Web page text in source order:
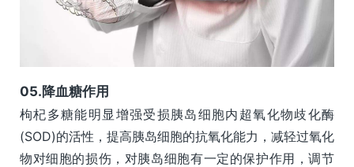
05.降血糖作用
枸杞多糖能明显增强受损胰岛细胞内超氧化物歧化酶
(SOD)的活性，提高胰岛细胞的抗氧化能力，减轻过氧化
物对细胞的损伤，对胰岛细胞有一定的保护作用，调节